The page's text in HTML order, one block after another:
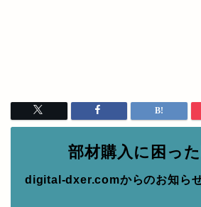
部材購入に困った
digital-dxer.comからのお知ら